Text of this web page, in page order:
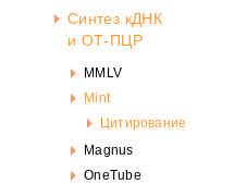
Cинтез кДНК
и ОТ-ПЦР
MMLV
Mint
Цитирование
Magnus
OneTube